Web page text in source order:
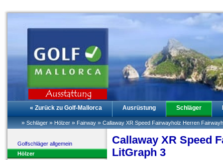
« Zurück zu Golf-Mallorca Ausrüstung Schläger
» Schläger » Hölzer » Fairway » Callaway XR Speed Fairwayholz Herren
Golfschläger allgemein
Hölzer
Callaway XR Speed
LitGraph 3